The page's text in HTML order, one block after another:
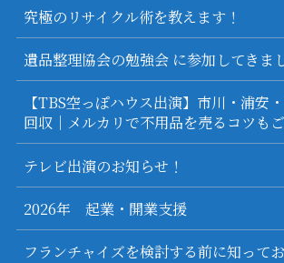
究極のリサイクル術を教えます！
遺品整理協会の勉強会 に参加してきまし
【TBS空っぽハウス出演】市川・浦安
回収｜メルカリで不用品を売るコツも
テレビ出演のお知らせ！
2026年 起業・開業支援
フランチャイズを検討する前に知って